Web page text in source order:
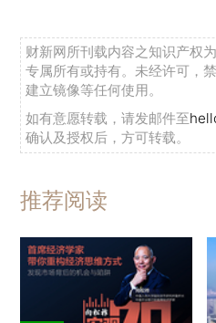
财新网所刊载内容之知识产权
专属所有或持有。未经许可，
建立镜像等任何使用。
如有意愿转载，请发邮件至
确认及授权后，方可转载。
推荐阅读